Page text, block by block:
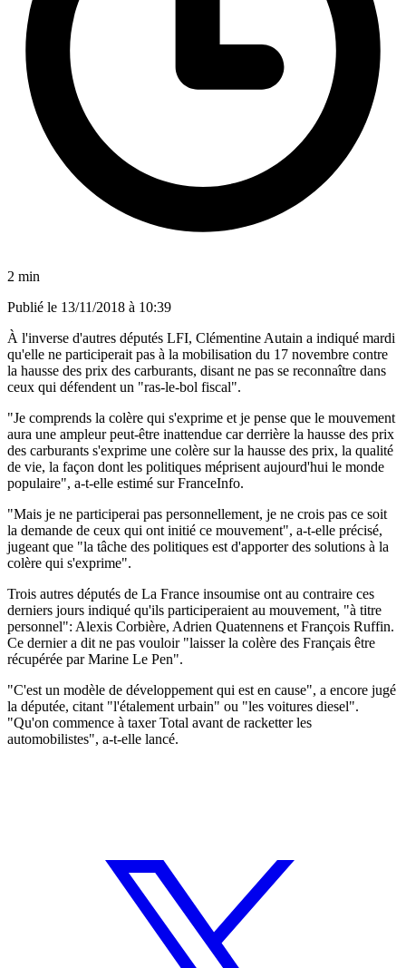
2 min
Publié le 13/11/2018 à 10:39
À l'inverse d'autres députés LFI, Clémentine Autain a indiqué mardi
qu'elle ne participerait pas à la mobilisation du 17 novembre contre
la hausse des prix des carburants, disant ne pas se reconnaître dans
ceux qui défendent un "ras-le-bol fiscal".
"Je comprends la colère qui s'exprime et je pense que le mouvement
aura une ampleur peut-être inattendue car derrière la hausse des prix
des carburants s'exprime une colère sur la hausse des prix, la qualité
de vie, la façon dont les politiques méprisent aujourd'hui le monde
populaire", a-t-elle estimé sur FranceInfo.
"Mais je ne participerai pas personnellement, je ne crois pas ce soit
la demande de ceux qui ont initié ce mouvement", a-t-elle précisé,
jugeant que "la tâche des politiques est d'apporter des solutions à la
colère qui s'exprime".
Trois autres députés de La France insoumise ont au contraire ces
derniers jours indiqué qu'ils participeraient au mouvement, "à titre
personnel": Alexis Corbière, Adrien Quatennens et François Ruffin.
Ce dernier a dit ne pas vouloir "laisser la colère des Français être
récupérée par Marine Le Pen".
"C'est un modèle de développement qui est en cause", a encore jugé
la députée, citant "l'étalement urbain" ou "les voitures diesel".
"Qu'on commence à taxer Total avant de racketter les
automobilistes", a-t-elle lancé.